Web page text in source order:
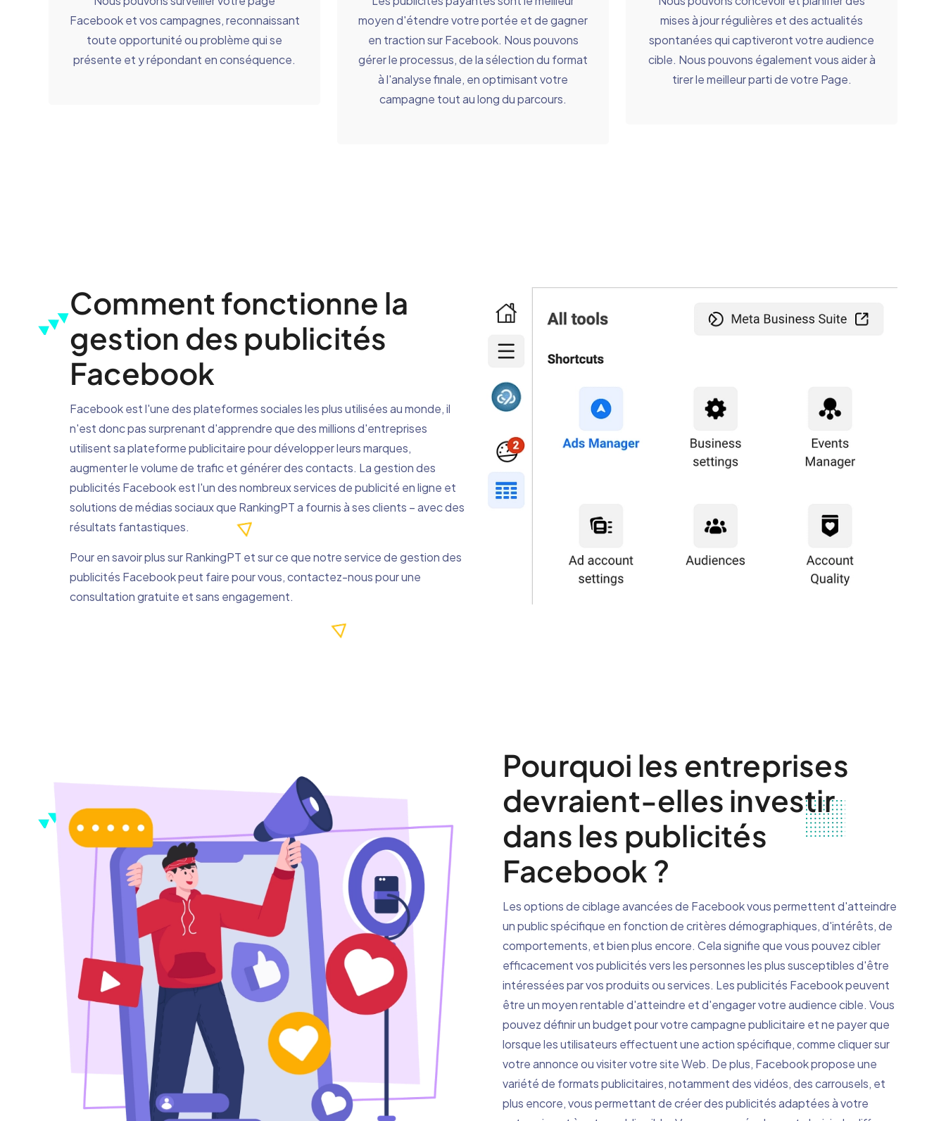
Facebook et vos campagnes, reconnaissant
toute opportunité ou problème qui se
présente et y répondant en conséquence.
moyen d'étendre votre portée et de gagner
en traction sur Facebook. Nous pouvons
gérer le processus, de la sélection du format
à l'analyse finale, en optimisant votre
campagne tout au long du parcours.
mises à jour régulières et des actualités
spontanées qui captiveront votre audience
cible. Nous pouvons également vous aider à
tirer le meilleur parti de votre Page.
Comment fonctionne la
gestion des publicités
Facebook
Facebook est l'une des plateformes sociales les plus utilisées au monde, il
n'est donc pas surprenant d'apprendre que des millions d'entreprises
utilisent sa plateforme publicitaire pour développer leurs marques,
augmenter le volume de trafic et générer des contacts. La gestion des
publicités Facebook est l'un des nombreux services de publicité en ligne et
solutions de médias sociaux que RankingPT a fournis à ses clients – avec des
résultats fantastiques.
Pour en savoir plus sur RankingPT et sur ce que notre service de gestion des
publicités Facebook peut faire pour vous, contactez-nous pour une
consultation gratuite et sans engagement.
Pourquoi les entreprises
devraient-elles investir
dans les publicités
Facebook ?
Les options de ciblage avancées de Facebook vous permettent d'atteindre
un public spécifique en fonction de critères démographiques, d'intérêts, de
comportements, et bien plus encore. Cela signifie que vous pouvez cibler
efficacement vos publicités vers les personnes les plus susceptibles d'être
intéressées par vos produits ou services. Les publicités Facebook peuvent
être un moyen rentable d'atteindre et d'engager votre audience cible. Vous
pouvez définir un budget pour votre campagne publicitaire et ne payer que
lorsque les utilisateurs effectuent une action spécifique, comme cliquer sur
votre annonce ou visiter votre site Web. De plus, Facebook propose une
variété de formats publicitaires, notamment des vidéos, des carrousels, et
plus encore, vous permettant de créer des publicités adaptées à votre